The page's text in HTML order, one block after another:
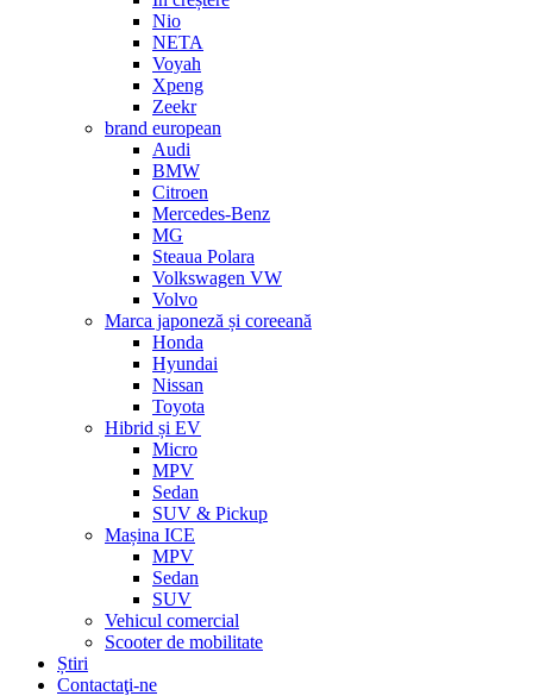
Nio
NETA
Voyah
Xpeng
Zeekr
brand european
Audi
BMW
Citroen
Mercedes-Benz
MG
Steaua Polara
Volkswagen VW
Volvo
Marca japoneză și coreeană
Honda
Hyundai
Nissan
Toyota
Hibrid și EV
Micro
MPV
Sedan
SUV & Pickup
Mașina ICE
MPV
Sedan
SUV
Vehicul comercial
Scooter de mobilitate
Știri
Contactaţi-ne